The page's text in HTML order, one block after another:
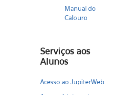
Manual do
Calouro
Serviços aos
Alunos
Acesso ao JupiterWeb